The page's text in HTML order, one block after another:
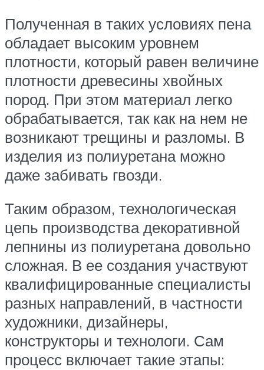
Полученная в таких условиях пена
обладает высоким уровнем
плотности, который равен величине
плотности древесины хвойных
пород. При этом материал легко
обрабатывается, так как на нем не
возникают трещины и разломы. В
изделия из полиуретана можно
даже забивать гвозди.
Таким образом, технологическая
цепь производства декоративной
лепнины из полиуретана довольно
сложная. В ее создания участвуют
квалифицированные специалисты
разных направлений, в частности
художники, дизайнеры,
конструкторы и технологи. Сам
процесс включает такие этапы: